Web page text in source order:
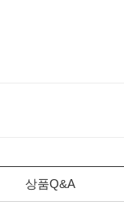
상품Q&A